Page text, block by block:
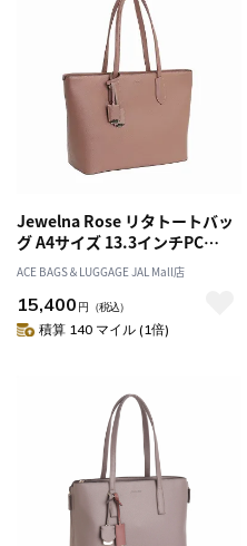
Jewelna Rose リタトートバッ
グ A4サイズ 13.3インチPC
16146
ACE BAGS＆LUGGAGE JAL Mall店
15,400 円 （税込）
積算 140 マイル (1倍)